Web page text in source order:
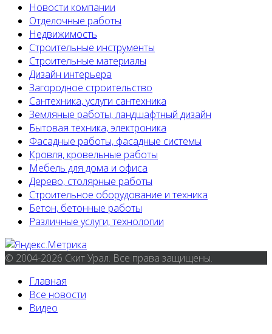
Новости компании
Отделочные работы
Недвижимость
Строительные инструменты
Строительные материалы
Дизайн интерьера
Загородное строительство
Сантехника, услуги сантехника
Земляные работы, ландшафтный дизайн
Бытовая техника, электроника
Фасадные работы, фасадные системы
Кровля, кровельные работы
Мебель для дома и офиса
Дерево, столярные работы
Строительное оборудование и техника
Бетон, бетонные работы
Различные услуги, технологии
© 2004-2026 Скит Урал. Все права защищены.
Главная
Все новости
Видео